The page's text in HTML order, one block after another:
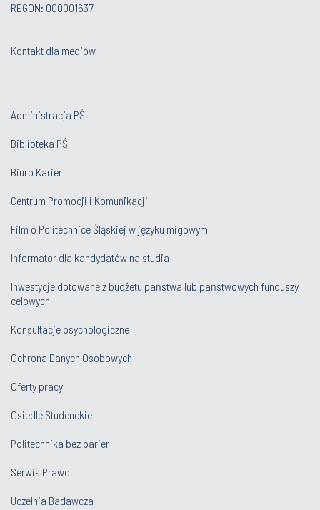
REGON: 000001637
Kontakt dla mediów
Administracja PŚ
Biblioteka PŚ
Biuro Karier
Centrum Promocji i Komunikacji
Film o Politechnice Śląskiej w języku migowym
Informator dla kandydatów na studia
Inwestycje dotowane z budżetu państwa lub państwowych funduszy
celowych
Konsultacje psychologiczne
Ochrona Danych Osobowych
Oferty pracy
Osiedle Studenckie
Politechnika bez barier
Serwis Prawo
Uczelnia Badawcza